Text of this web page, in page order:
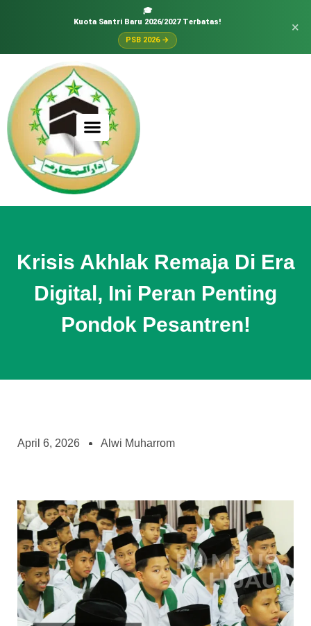
🎓
Kuota Santri Baru 2026/2027 Terbatas!
PSB 2026 →
×
Krisis Akhlak Remaja Di Era
Digital, Ini Peran Penting
Pondok Pesantren!
April 6, 2026 Alwi Muharrom